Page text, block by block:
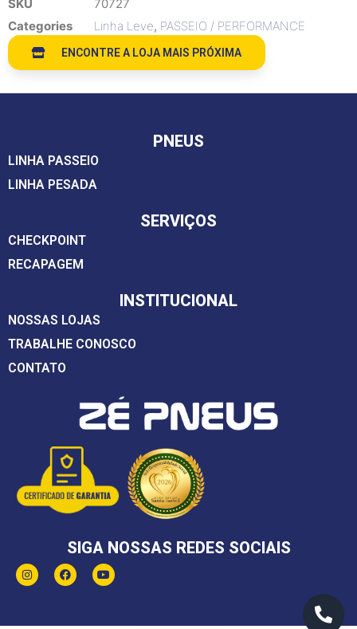
SKU
70727
Categories
Linha Leve, PASSEIO / PERFORMANCE
ENCONTRE A LOJA MAIS PRÓXIMA
PNEUS
LINHA PASSEIO
LINHA PESADA
SERVIÇOS
CHECKPOINT
RECAPAGEM
INSTITUCIONAL
NOSSAS LOJAS
TRABALHE CONOSCO
CONTATO
SIGA NOSSAS REDES SOCIAIS